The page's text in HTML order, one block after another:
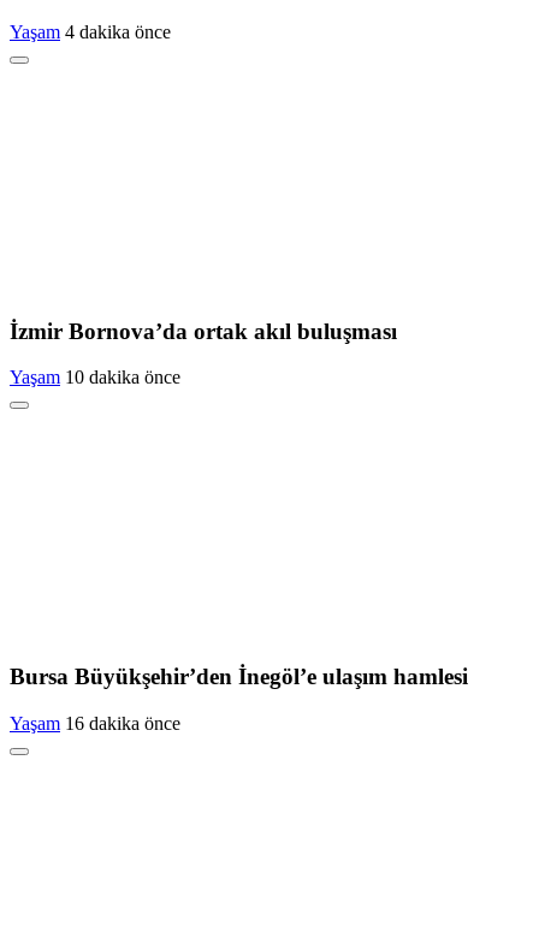
Yaşam 4 dakika önce
İzmir Bornova’da ortak akıl buluşması
Yaşam 10 dakika önce
Bursa Büyükşehir’den İnegöl’e ulaşım hamlesi
Yaşam 16 dakika önce